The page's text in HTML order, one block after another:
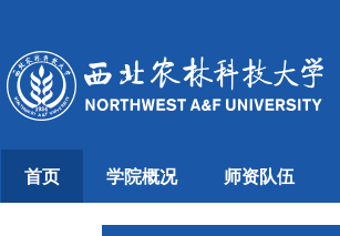
首页 学院概况 师资队伍